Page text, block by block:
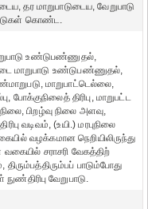
தர மாறுபாடுடைய, வேறுபாடு
கொண்ட.
உண்டுபண்ணுதல்,
மாறுபாடு உண்டுபண்ணுதல்,
மாறுபாட்டெல்லை,
போக்குநிலைத் திரிபு, மாறுபட்ட
பிறழ்வு நிலை அளவு,
வடிவம், (உயி.) மரபுநிலை
வழக்கமான நெறியிலிருந்து
சராசரி வேகத்திற்
பாடும்போது
வேறுபாடு.